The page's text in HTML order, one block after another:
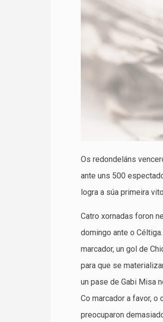
Os redondeláns
ante uns 500
logra a súa primeira
Catro xornadas foron
domingo ante o
marcador, un gol de
para que se
un pase de Gabi Misa
Co marcador a favor,
preocuparon